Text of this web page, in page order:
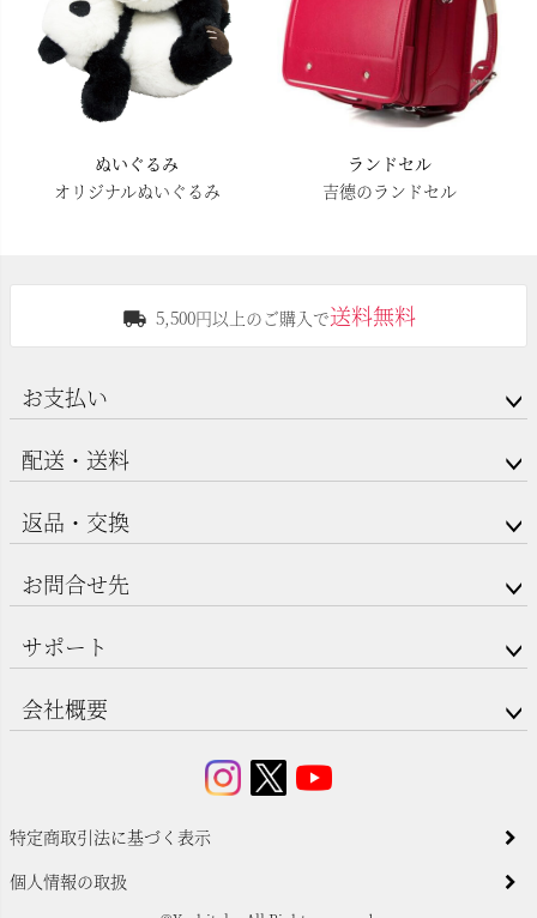
ぬいぐるみ
オリジナルぬいぐるみ
ランドセル
吉德のランドセル
5,500円以上のご購入で送料無料
お支払い
配送・送料
返品・交換
お問合せ先
サポート
会社概要
特定商取引法に基づく表示
個人情報の取扱